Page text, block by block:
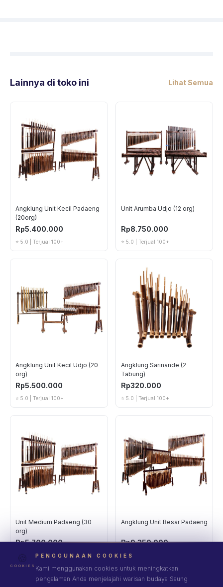
Lainnya di toko ini Lihat Semua
Angklung Unit Kecil Padaeng
(20org)
Rp5.400.000
⭐ 5.0 | Terjual 100+
Unit Arumba Udjo (12 org)
Rp8.750.000
⭐ 5.0 | Terjual 100+
Angklung Unit Kecil Udjo (20
org)
Rp5.500.000
⭐ 5.0 | Terjual 100+
Angklung Sarinande (2
Tabung)
Rp320.000
⭐ 5.0 | Terjual 100+
Unit Medium Padaeng (30
org)
Rp5.700.000
⭐ 5.0 | Terjual 100+
Angklung Unit Besar Padaeng
Rp9.350.000
⭐ 5.0 | Terjual 100+
🍪
COOKIES
PENGGUNAAN COOKIES
Kami menggunakan cookies untuk meningkatkan
pengalaman Anda menjelajahi warisan budaya Saung